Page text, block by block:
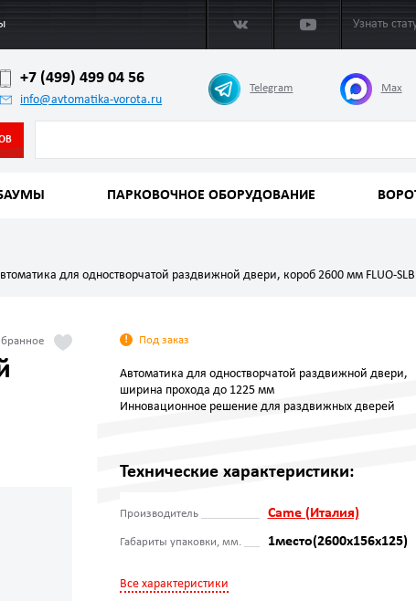
Узнать
+7 (499) 499 04 56
info@avtomatika-vorota.ru
Telegram Max
ПАРКОВОЧНОЕ ОБОРУДОВАНИЕ
для одностворчатой раздвижной двери, короб 2600 мм FLUO-SLB
Под заказ
Автоматика для одностворчатой раздвижной двери,
ширина прохода до 1225 мм
Инновационное решение для раздвижных дверей
Технические характеристики:
Производитель Came (Италия)
Габариты упаковки, мм. 1место(2600х156х125)
Все характеристики